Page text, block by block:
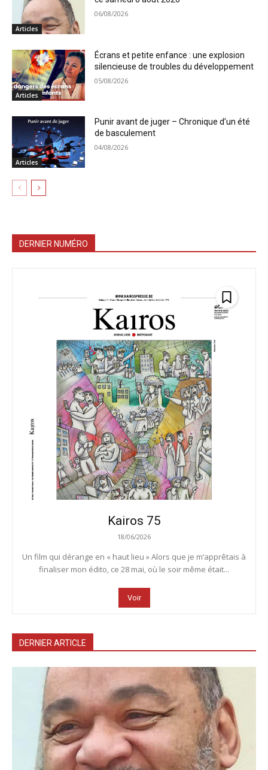
Articles
06/08/2026
Articles
Écrans et petite enfance : une explosion
silencieuse de troubles du développement
05/08/2026
Articles
Punir avant de juger – Chronique d’un été
de basculement
04/08/2026
DERNIER NUMÉRO
Kairos 75
18/06/2026
Un film qui dérange en « haut lieu » Alors que je m’apprêtais à
finaliser mon édito, ce 28 mai, où le soir même était...
Voir
DERNIER ARTICLE